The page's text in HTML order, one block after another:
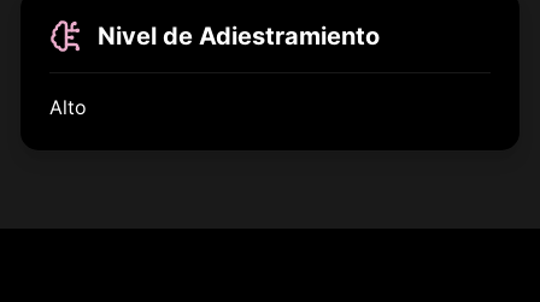
Nivel de Adiestramiento
Alto